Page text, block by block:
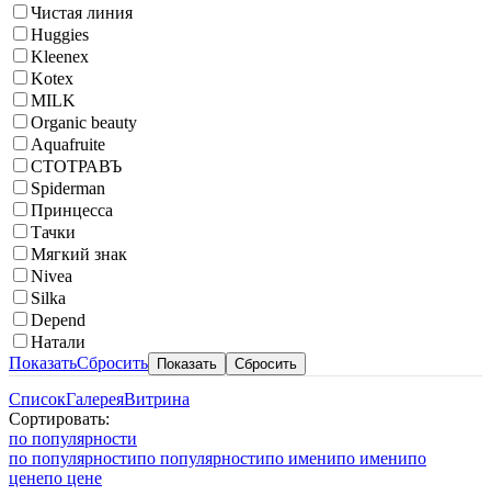
Чистая линия
Huggies
Kleenex
Kotex
MILK
Organic beauty
Aquafruite
СТОТРАВЪ
Spiderman
Принцесса
Тачки
Мягкий знак
Nivea
Silka
Depend
Натали
ПоказатьСбросить
СписокГалереяВитрина
Сортировать:
по популярности
по популярностипо популярностипо именипо именипо
ценепо цене